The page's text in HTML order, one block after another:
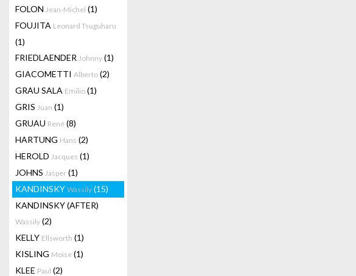
FOLON Jean-Michel (1)
FOUJITA Leonard Tsuguharu
(1)
FRIEDLAENDER Johnny (1)
GIACOMETTI Alberto (2)
GRAU SALA Emilio (1)
GRIS Juan (1)
GRUAU René (8)
HARTUNG Hans (2)
HEROLD Jacques (1)
JOHNS Jasper (1)
KANDINSKY Wassily (15)
KANDINSKY (AFTER)
Wassily (2)
KELLY Ellsworth (1)
KISLING Moise (1)
KLEE Paul (2)